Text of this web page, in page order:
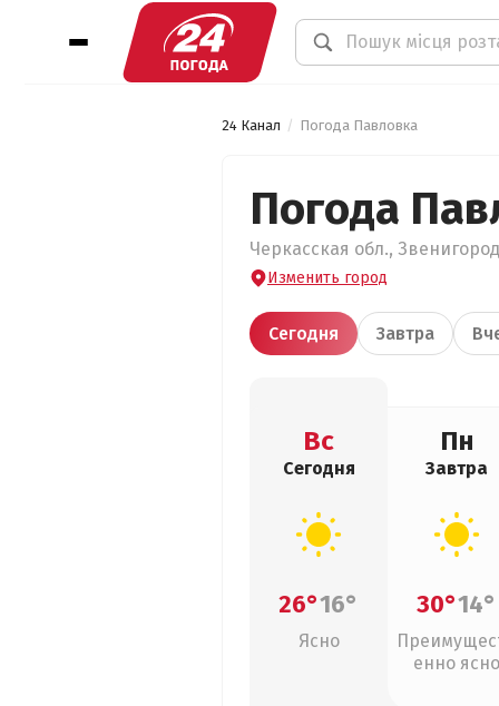
24 Канал Погода Павловка
Погода
Черкасская обл.,
Изменить город
Сегодня Завтра
Вс
Сегодня
26°16°
Ясно
Пн
Завтра
30°14°
енно ясно